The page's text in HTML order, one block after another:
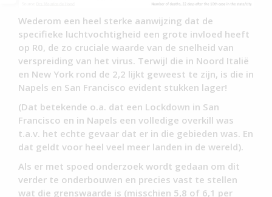
Wederom een heel sterke aanwijzing dat de
specifieke luchtvochtigheid een grote invloed heeft
op R0, de zo cruciale waarde van de snelheid van
verspreiding van het virus. Terwijl die in Noord Italië
en New York rond de 2,2 lijkt geweest te zijn, is die in
Napels en San Francisco evident stukken lager!
(Dat betekende o.a. dat een Lockdown in San
Francisco en in Napels een volledige overkill was
t.a.v. het echte gevaar dat er in die gebieden was. En
dat geldt voor heel veel meer landen in de wereld).
Als er met spoed onderzoek wordt gedaan om dit
verder te onderbouwen en precies vast te stellen
wat die grenswaarde is (misschien 5,8 of 6,1 per